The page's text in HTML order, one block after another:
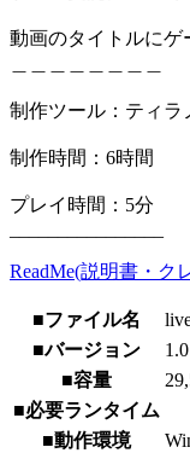
動画のタイトルにゲ
制作ツール：ティラ
制作時間：6時間
プレイ時間：5分
ReadMe(説明書・ク
■ファイル名
■バージョン
1.0
■容量
■必要ランタイム
■動作環境